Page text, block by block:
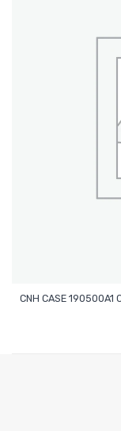
CNH CASE 190500A1